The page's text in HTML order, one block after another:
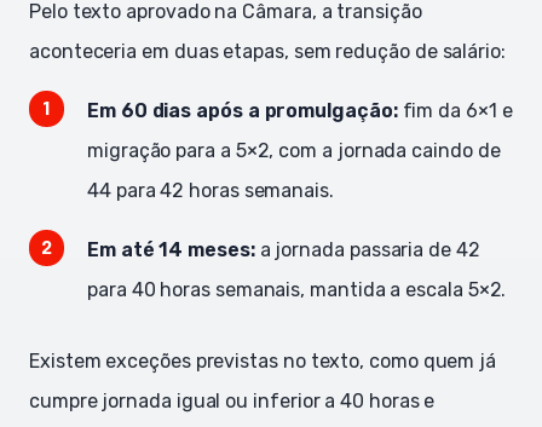
Pelo texto aprovado na Câmara, a transição
aconteceria em duas etapas, sem redução de salário:
Em 60 dias após a promulgação:fim da 6×1 e
migração para a 5×2, com a jornada caindo de
44 para 42 horas semanais.
Em até 14 meses:a jornada passaria de 42
para 40 horas semanais, mantida a escala 5×2.
Existem exceções previstas no texto, como quem já
cumpre jornada igual ou inferior a 40 horas e